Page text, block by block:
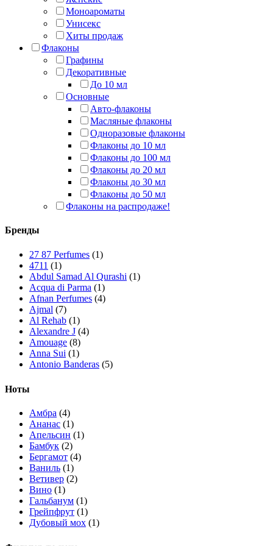
Моноароматы
Унисекс
Хиты продаж
Флаконы
Графины
Декоративные
До 10 мл
Основные
Авто-флаконы
Масляные флаконы
Одноразовые флаконы
Флаконы до 10 мл
Флаконы до 100 мл
Флаконы до 20 мл
Флаконы до 30 мл
Флаконы до 50 мл
Флаконы на распродаже!
Бренды
27 87 Perfumes (1)
4711 (1)
Abdul Samad Al Qurashi (1)
Acqua di Parma (1)
Afnan Perfumes (4)
Ajmal (7)
Al Rehab (1)
Alexandre J (4)
Amouage (8)
Anna Sui (1)
Antonio Banderas (5)
Armaf
(7)
Armand Basi
Asdaaf (4)
Atelier Cologne
Attar Collection
Azzaro (2)
Bath & Body Works
BDK Parfums
Bentley (1)
Boadicea The Victorious
Bois 1920 (1)
Bottega Veneta (2)
Ноты
Амбра (4)
Ананас (1)
Апельсин (1)
Бамбук (2)
Бергамот (4)
Ваниль (1)
Ветивер (2)
Вино (1)
Гальбанум (1)
Грейпфрут (1)
Дубовый мох (1)